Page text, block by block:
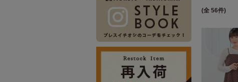
(全 56件)